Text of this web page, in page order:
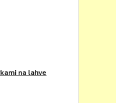
na lahve